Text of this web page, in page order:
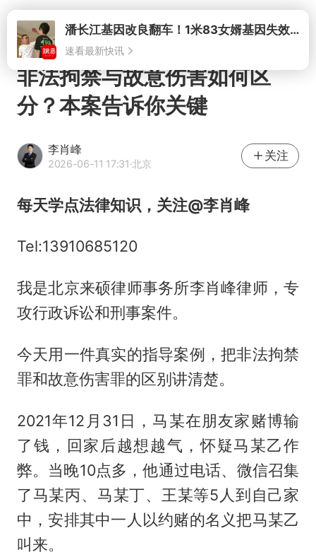
打开 潘长江基因改良翻车！1米83女婿基因失效，12岁外孙身高只到姥爷下巴
速看最新快讯
非法拘禁与故意伤害如何区
分？本案告诉你关键
李肖峰
2026-06-11 17:31·北京
关注
每天学点法律知识， 关注@李肖峰
Tel:13910685120
我是北京来硕律师事务所李肖峰律师，专
攻行政诉讼和刑事案件。
今天用一件真实的指导案例，把非法拘禁
罪和故意伤害罪的区别讲清楚。
2021年12月31日，马某在朋友家赌博输
了钱，回家后越想越气，怀疑马某乙作
弊。当晚10点多，他通过电话、微信召集
了马某丙、马某丁、王某等5人到自己家
中，安排其中一人以约赌的名义把马某乙
叫来。